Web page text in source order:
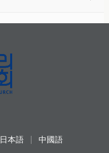
日本語 中國語